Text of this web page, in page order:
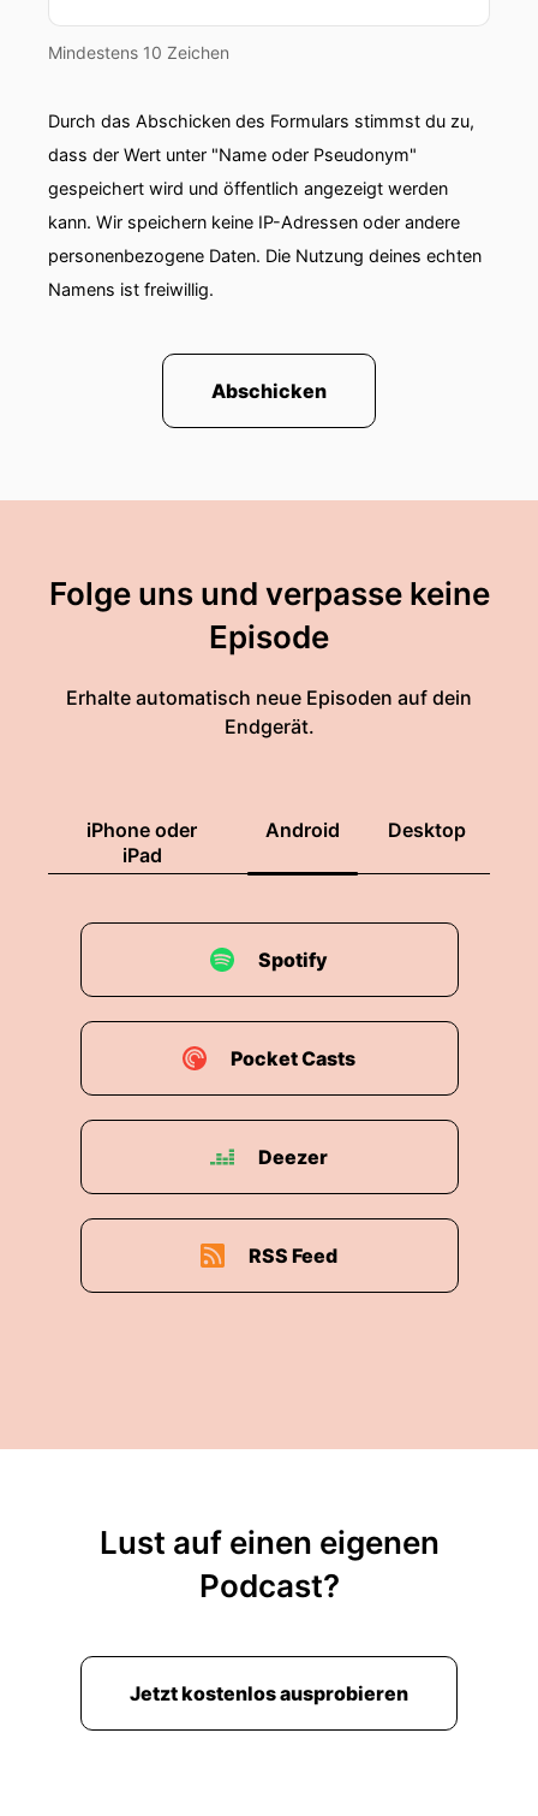
Mindestens 10 Zeichen
Durch das Abschicken des Formulars stimmst du zu,
dass der Wert unter "Name oder Pseudonym"
gespeichert wird und öffentlich angezeigt werden
kann. Wir speichern keine IP-Adressen oder andere
personenbezogene Daten. Die Nutzung deines echten
Namens ist freiwillig.
Abschicken
Folge uns und verpasse keine
Episode
Erhalte automatisch neue Episoden auf dein
Endgerät.
iPhone oder
iPad
Android Desktop
Spotify
Pocket Casts
Deezer
RSS Feed
Lust auf einen eigenen
Podcast?
Jetzt kostenlos ausprobieren